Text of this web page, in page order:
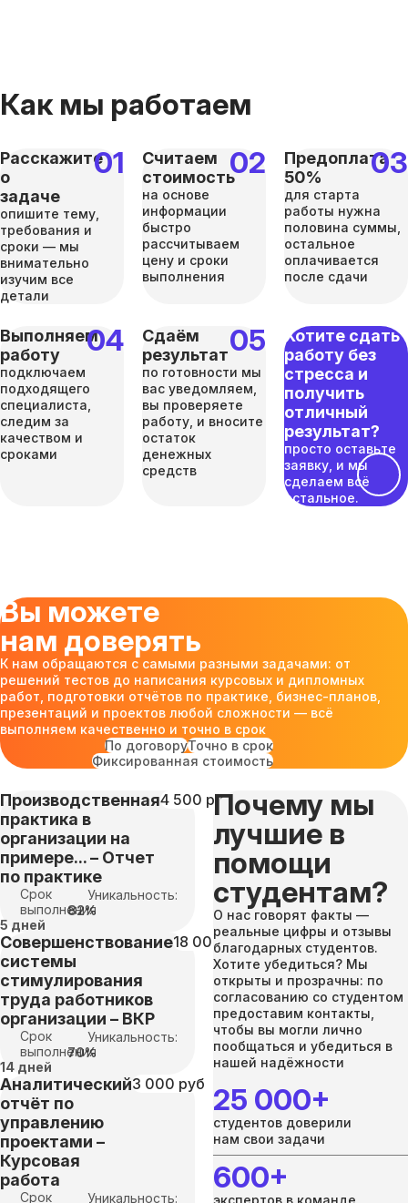
Как мы работаем
Расскажите
о
задаче
опишите тему,
требования и
сроки — мы
внимательно
изучим все
детали
Считаем
стоимость
на основе
информации
быстро
рассчитываем
цену и сроки
выполнения
Предоплата
50%
для старта
работы нужна
половина суммы,
остальное
оплачивается
после сдачи
Выполняем
работу
подключаем
подходящего
специалиста,
следим за
качеством и
сроками
Сдаём
результат
по готовности мы
вас уведомляем,
вы проверяете
работу, и вносите
остаток
денежных
средств
Хотите сдать
работу без
стресса и
получить
отличный
результат?
просто оставьте
заявку, и мы
сделаем всё
остальное.
Вы можете
нам доверять
К нам обращаются с самыми разными задачами: от
решений тестов до написания курсовых и дипломных
работ, подготовки отчётов по практике, бизнес-планов,
презентаций и проектов любой сложности — всё
выполняем качественно и точно в срок
По договоруТочно в срок
Фиксированная стоимость
Производственная
практика в
организации на
примере... – Отчет
по практике
4 500 руб
Срок
выполнения
5 дней
Уникальность:
82%
Совершенствование
системы
стимулирования
труда работников
организации – ВКР
18 000 руб
Срок
выполнения
14 дней
Уникальность:
70%
Аналитический
отчёт по
управлению
проектами –
Курсовая
работа
3 000 руб
Срок Уникальность:
Почему мы
лучшие в
помощи
студентам?
О нас говорят факты —
реальные цифры и отзывы
благодарных студентов.
Хотите убедиться? Мы
открыты и прозрачны: по
согласованию со студентом
предоставим контакты,
чтобы вы могли лично
пообщаться и убедиться в
нашей надёжности
25 000+
студентов доверили
нам свои задачи
600+
экспертов в команде